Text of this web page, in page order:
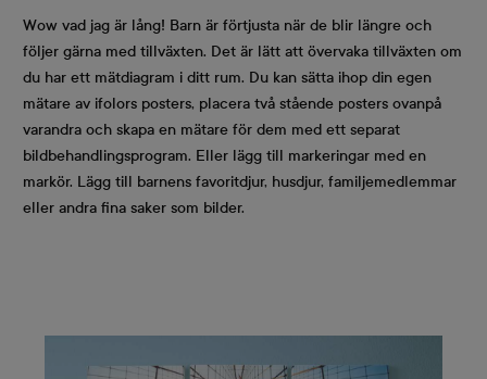
Wow vad jag är lång! Barn är förtjusta när de blir längre och
följer gärna med tillväxten. Det är lätt att övervaka tillväxten om
du har ett mätdiagram i ditt rum. Du kan sätta ihop din egen
mätare av ifolors posters, placera två stående posters ovanpå
varandra och skapa en mätare för dem med ett separat
bildbehandlingsprogram. Eller lägg till markeringar med en
markör. Lägg till barnens favoritdjur, husdjur, familjemedlemmar
eller andra fina saker som bilder.